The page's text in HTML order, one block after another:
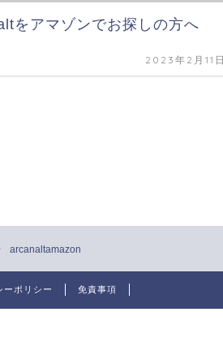
をアマゾンでお探しの方へ
2023年2月11
arcanaltamazon
ーポリシー 免責事項